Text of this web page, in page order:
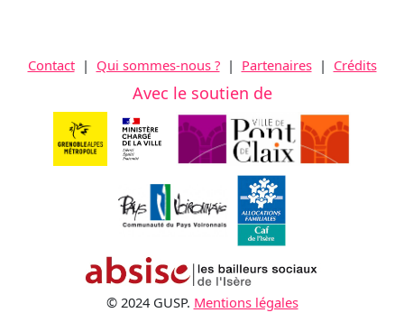
Contact| Qui sommes-nous ?| Partenaires| Crédits
Avec le soutien de
© 2024 GUSP. Mentions légales